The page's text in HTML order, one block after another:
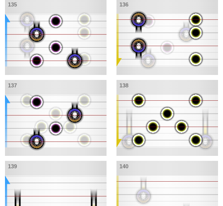
135 136
137 138
139 140